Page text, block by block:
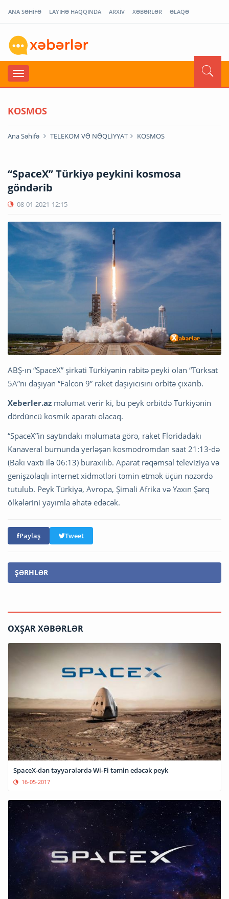
ANA SƏHİFƏ LAYİHƏ HAQQINDA ARXİV XƏBƏRLƏR ƏLAQƏ
KOSMOS
Ana Səhifə TELEKOM VƏ NƏQLİYYAT KOSMOS
“SpaceX” Türkiyə peykini kosmosa
göndərib
08-01-2021 12:15
ABŞ-ın “SpaceX” şirkəti Türkiyənin rabitə peyki olan “Türksat
5A”nı daşıyan “Falcon 9” raket daşıyıcısını orbitə çıxarıb.
Xeberler.az məlumat verir ki, bu peyk orbitdə Türkiyənin
dördüncü kosmik aparatı olacaq.
“SpaceX”in saytındakı məlumata görə, raket Floridadakı
Kanaveral burnunda yerləşən kosmodromdan saat 21:13-də
(Bakı vaxtı ilə 06:13) buraxılıb. Aparat rəqəmsal televiziya və
genişzolaqlı internet xidmətləri təmin etmək üçün nəzərdə
tutulub. Peyk Türkiyə, Avropa, Şimali Afrika və Yaxın Şərq
ölkələrini yayımla əhatə edəcək.
Paylaş Tweet
ŞƏRHLƏR
OXŞAR XƏBƏRLƏR
SpaceX-dən təyyarələrdə Wi-Fi təmin edəcək peyk
16-05-2017